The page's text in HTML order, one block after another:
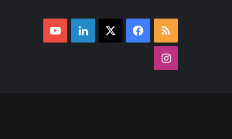
ملخص فيسبوك لينكدإن